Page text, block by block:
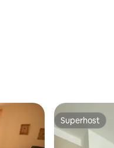
Superhost
Superhost